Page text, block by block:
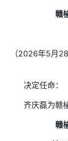
赣
（2026年5月
决定任命：
齐庆磊为赣榆
赣